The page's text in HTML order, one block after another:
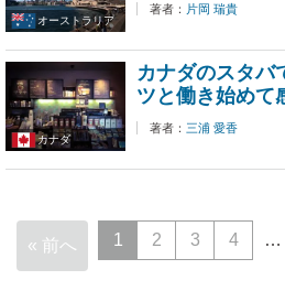
オーストラリア
著者： 片岡 瑞貴
カナダ
カナダのスタバ
ツと働き始めて
著者： 三浦 愛香
« 前へ 1 2 3 4